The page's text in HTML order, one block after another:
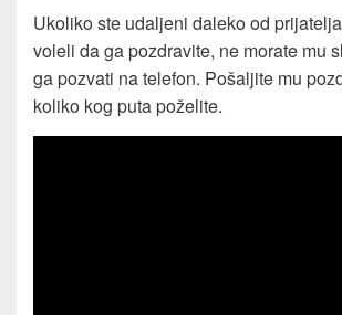
Ukoliko ste udaljeni daleko od
voleli da ga pozdravite, ne morate mu
ga pozvati na telefon. Pošaljite mu
koliko kog puta poželite.